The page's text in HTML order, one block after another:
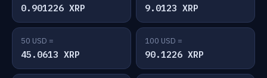
0.901226 XRP 9.0123 XRP
50 USD =
45.0613 XRP
100 USD =
90.1226 XRP